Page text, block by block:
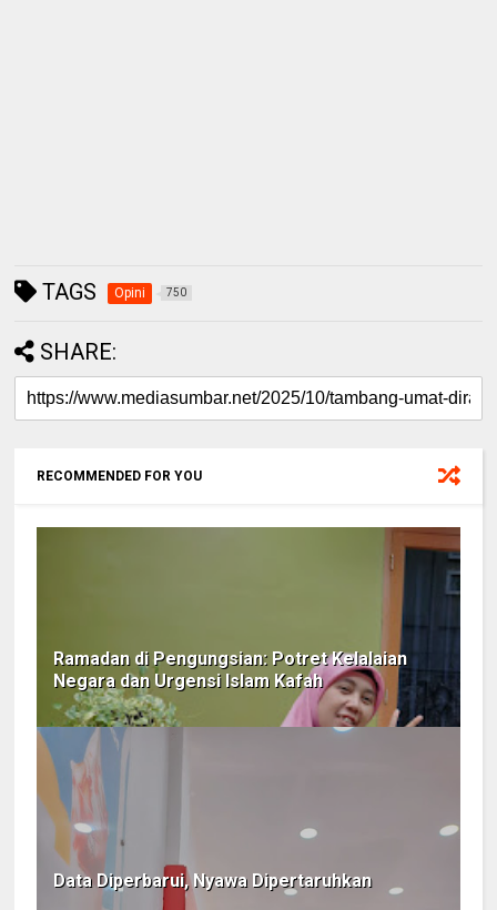
TAGS Opini 750
SHARE:
RECOMMENDED FOR YOU
Ramadan di Pengungsian: Potret Kelalaian
Negara dan Urgensi Islam Kafah
Data Diperbarui, Nyawa Dipertaruhkan